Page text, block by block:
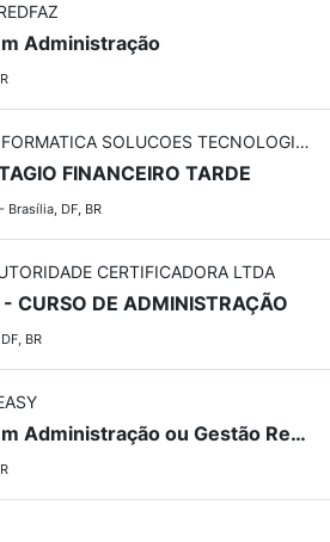
Administração
CAMON INFORMATICA SOLUCOES TECNOLOGICAS LTDA
FINANCEIRO TARDE
Brasília, DF, BR
CERTIFICADORA LTDA
- CURSO DE ADMINISTRAÇÃO
BR
Estágio em Administração ou Gestão Recursos Humanos - MCTI